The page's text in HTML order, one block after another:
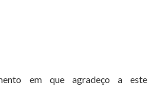
em que agradeço a este